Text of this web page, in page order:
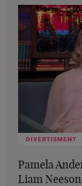
DIVERTISMENT
Pamela
Liam